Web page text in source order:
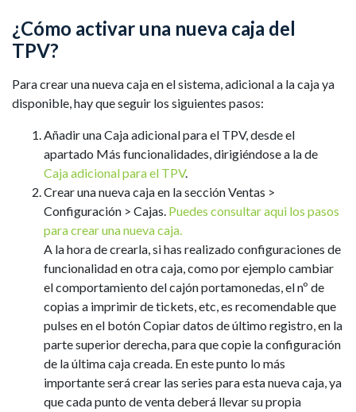
¿Cómo activar una nueva caja del
TPV?
Para crear una nueva caja en el sistema, adicional a la caja ya
disponible, hay que seguir los siguientes pasos:
Añadir una Caja adicional para el TPV, desde el
apartado Más funcionalidades, dirigiéndose a la de
Caja adicional para el TPV.
Crear una nueva caja en la sección Ventas >
Configuración > Cajas. Puedes consultar aqui los pasos
para crear una nueva caja.
A la hora de crearla, si has realizado configuraciones de
funcionalidad en otra caja, como por ejemplo cambiar
el comportamiento del cajón portamonedas, el nº de
copias a imprimir de tickets, etc, es recomendable que
pulses en el botón Copiar datos de último registro, en la
parte superior derecha, para que copie la configuración
de la última caja creada. En este punto lo más
importante será crear las series para esta nueva caja, ya
que cada punto de venta deberá llevar su propia